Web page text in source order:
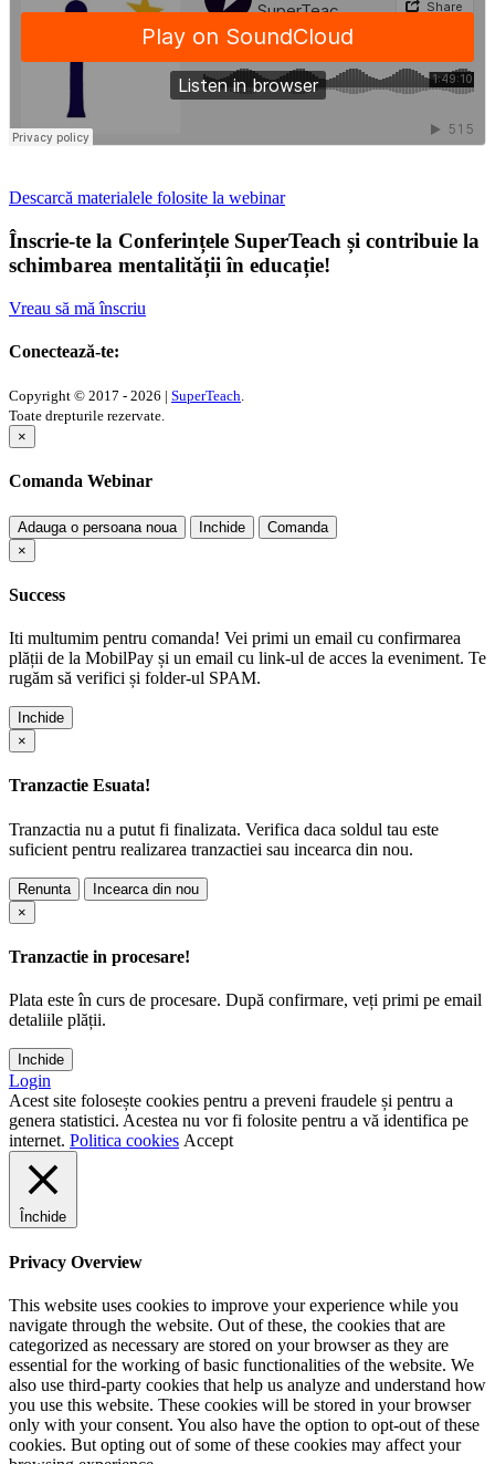
Descarcă materialele folosite la webinar
Înscrie-te la Conferințele SuperTeach și contribuie la
schimbarea mentalității în educație!
Vreau să mă înscriu
Conectează-te:
Copyright © 2017 - 2026 | SuperTeach.
Toate drepturile rezervate.
×
Comanda Webinar
Adauga o persoana noua Inchide
Comanda
×
Success
Iti multumim pentru comanda! Vei primi un email cu confirmarea
plății de la MobilPay și un email cu link-ul de acces la eveniment. Te
rugăm să verifici și folder-ul SPAM.
Inchide
×
Tranzactie Esuata!
Tranzactia nu a putut fi finalizata. Verifica daca soldul tau este
suficient pentru realizarea tranzactiei sau incearca din nou.
Renunta
Incearca din nou
×
Tranzactie in procesare!
Plata este în curs de procesare. După confirmare, veți primi pe email
detaliile plății.
Inchide
Login
Acest site folosește cookies pentru a preveni fraudele și pentru a
genera statistici. Acestea nu vor fi folosite pentru a vă identifica pe
internet. Politica cookies Accept
Închide
Privacy Overview
This website uses cookies to improve your experience while you
navigate through the website. Out of these, the cookies that are
categorized as necessary are stored on your browser as they are
essential for the working of basic functionalities of the website. We
also use third-party cookies that help us analyze and understand how
you use this website. These cookies will be stored in your browser
only with your consent. You also have the option to opt-out of these
cookies. But opting out of some of these cookies may affect your